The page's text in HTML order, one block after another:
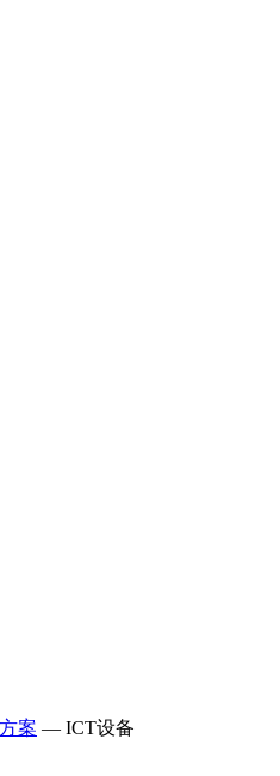
案 — ICT设备